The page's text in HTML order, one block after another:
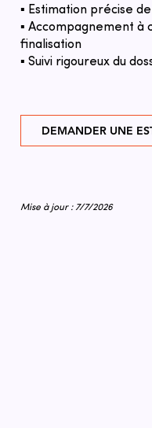
▪ Estimation précise
▪ Accompagnement à
finalisation
▪ Suivi rigoureux du
DEMANDER UNE
Mise à jour : 7/7/2026